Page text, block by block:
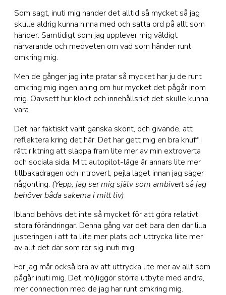
Som sagt, inuti mig händer det alltid så mycket så jag
skulle aldrig kunna hinna med och sätta ord på allt som
händer. Samtidigt som jag upplever mig väldigt
närvarande och medveten om vad som händer runt
omkring mig.
Men de gånger jag inte pratar så mycket har ju de runt
omkring mig ingen aning om hur mycket det pågår inom
mig. Oavsett hur klokt och innehållsrikt det skulle kunna
vara.
Det har faktiskt varit ganska skönt, och givande, att
reflektera kring det här. Det har gett mig en bra knuff i
rätt riktning att släppa fram lite mer av min extroverta
och sociala sida. Mitt autopilot-läge är annars lite mer
tillbakadragen och introvert, pejla läget innan jag säger
någonting. (Yepp, jag ser mig själv som ambivert så jag
behöver båda sakerna i mitt liv)
Ibland behövs det inte så mycket för att göra relativt
stora förändringar. Denna gång var det bara den där lilla
justeringen i att ta liite mer plats och uttrycka liite mer
av allt det där som rör sig inuti mig.
För jag mår också bra av att uttrycka lite mer av allt som
pågår inuti mig. Det möjliggör större utbyte med andra,
mer connection med de jag har runt omkring mig.